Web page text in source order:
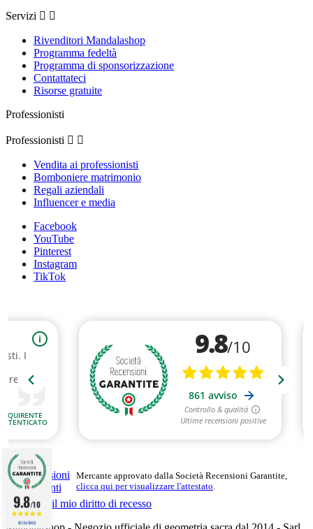
Servizi  
Rivenditori Mandalashop
Programma fedeltà
Programma di sponsorizzazione
Contattateci
Risorse gratuite
Professionisti
Professionisti  
Vendita ai professionisti
Bomboniere matrimonio
Regali aziendali
Influencer e media
Facebook
YouTube
Pinterest
Instagram
TikTok
Mercante approvato dalla Società Recensioni Garantite,
clicca qui per visualizzare l'attestato
Esercitare il mio diritto di recesso
9.8/10
861 RATINGS